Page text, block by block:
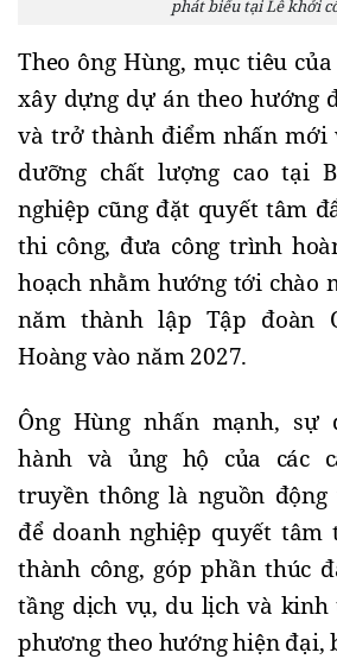
phát biểu tại Lễ khởi
Theo ông Hùng, mục tiêu
xây dựng dự án theo hướng
và trở thành điểm nhấn mới
dưỡng chất lượng cao tại
nghiệp cũng đặt quyết tâm
thi công, đưa công trình
hoạch nhằm hướng tới chào
năm thành lập Tập đoàn
Hoàng vào năm 2027.
Ông Hùng nhấn mạnh, sự
hành và ủng hộ của các
truyền thông là nguồn
để doanh nghiệp quyết
thành công, góp phần thúc
tầng dịch vụ, du lịch và
phương theo hướng hiện đại,